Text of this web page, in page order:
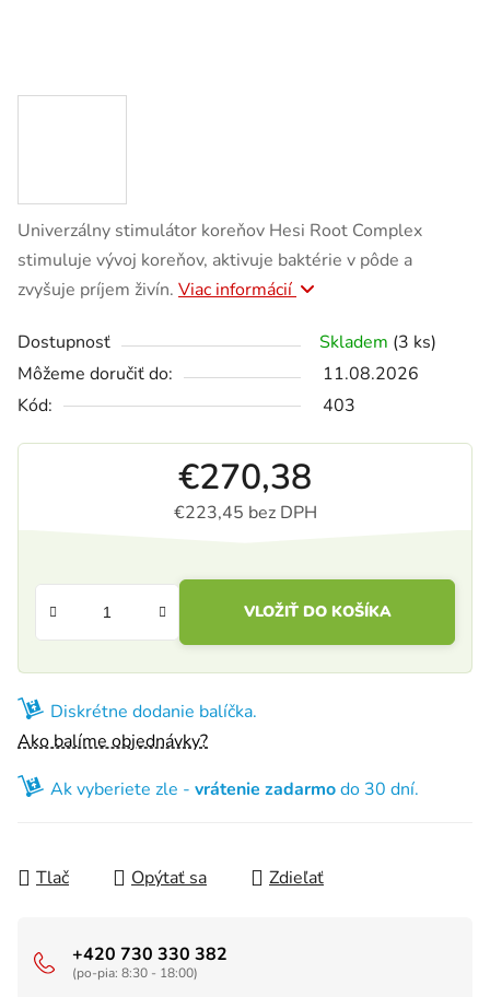
Univerzálny stimulátor koreňov Hesi Root Complex
stimuluje vývoj koreňov, aktivuje baktérie v pôde a
zvyšuje príjem živín. Viac informácií
Dostupnosť Skladem (3 ks)
Môžeme doručiť do:
11.08.2026
Kód:
403
€270,38
€223,45 bez DPH
VLOŽIŤ DO KOŠÍKA
Diskrétne dodanie balíčka.
Ako balíme objednávky?
Ak vyberiete zle - vrátenie zadarmodo 30 dní.
Tlač Opýtať sa Zdieľať
+420 730 330 382
(po-pia: 8:30 - 18:00)